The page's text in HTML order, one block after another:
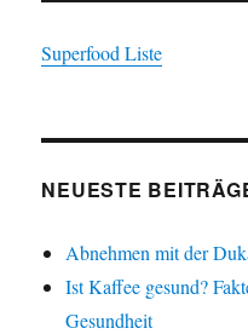
Superfood Liste
NEUESTE
Abnehmen mit der
Ist Kaffee gesund?
Gesundheit